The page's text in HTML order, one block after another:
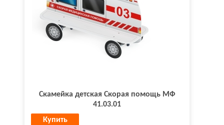
Скамейка детская Скорая помощь МФ
41.03.01
Купить